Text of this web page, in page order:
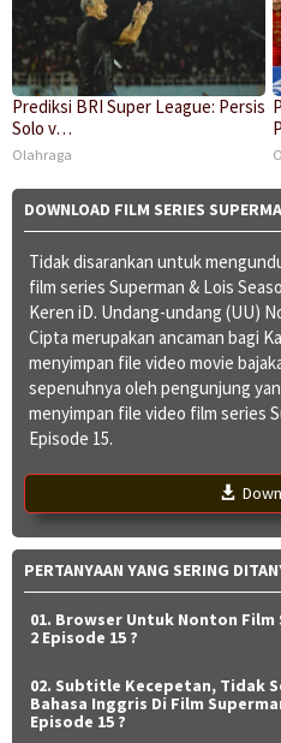
Prediksi BRI Super League: Persis
Solo v…
Olahraga
DOWNLOAD FILM SERIES
Tidak disarankan untuk
film series Superman & Lois
Keren iD. Undang-undang (UU)
Cipta merupakan ancaman bagi
menyimpan file video movie
sepenuhnya oleh pengunjung
menyimpan file video film series
Episode 15.
PERTANYAAN YANG SERING
01. Browser Untuk Nonton Film
2 Episode 15 ?
02. Subtitle Kecepetan, Tidak
Bahasa Inggris Di Film
Episode 15 ?